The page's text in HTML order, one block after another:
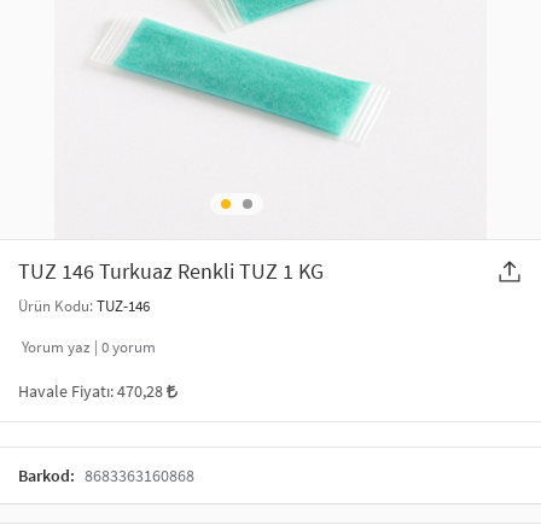
SAÇ AKSESUARLARI
GELİN / DÜĞÜN AKSESUARLARI
ŞAL VE FULAR
YILBAŞI ÜRÜNLERİ
TUZ 146 Turkuaz Renkli TUZ 1 KG
Ürün Kodu:TUZ-146
Yorum yaz | 0yorum
Havale Fiyatı:470,28
Barkod: 8683363160868